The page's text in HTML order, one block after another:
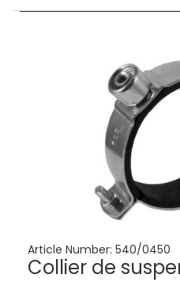
Article Number: 540/0450
Collier de